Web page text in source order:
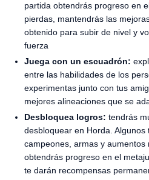
partida obtendrás progreso en
pierdas, mantendrás las
obtenido para subir de nivel y
fuerza
Juega con un escuadrón:
entre las habilidades de los
experimentas junto con tus
mejores alineaciones que se
Desbloquea logros: tendrás
desbloquear en Horda.
campeones, armas y aumentos
obtendrás progreso en el
te darán recompensas